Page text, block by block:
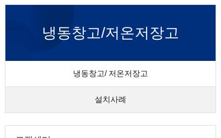
냉동창고/저온저장고
냉동창고/ 저온저장고
설치사례